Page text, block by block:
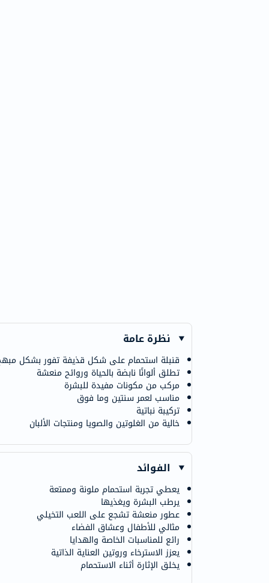
نظرة عامة
قنبلة استحمام على شكل قذيفة تفور بشكل
تطلق ألوانًا نابضة بالحياة وروائح منعشة
مركب من مكونات مفيدة للبشرة
مناسب لعمر سنتين وما فوق
تركيبة نباتية
خالية من الغلوتين والصويا ومنتجات الألبان
الفوائد
يعطي تجربة استحمام ملونة وممتعة
يرطب البشرة ويغذيها
عطور منعشة تشجع على اللعب التخيلي
مثالي للأطفال وعشاق الفضاء
رائع للمناسبات الخاصة والهدايا
يعزز الاسترخاء وروتين العناية الذاتية
يخلق الإثارة أثناء الاستحمام